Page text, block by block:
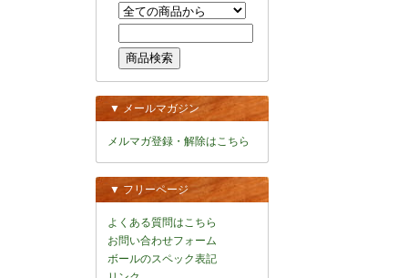
▼ メールマガジン
メルマガ登録・解除はこちら
▼ フリーページ
よくある質問はこちら
お問い合わせフォーム
ボールのスペック表記